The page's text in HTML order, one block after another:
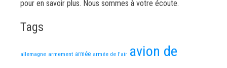
pour en savoir plus. Nous sommes à votre écoute.
Tags
allemagne armement armée armée de l'air avion de